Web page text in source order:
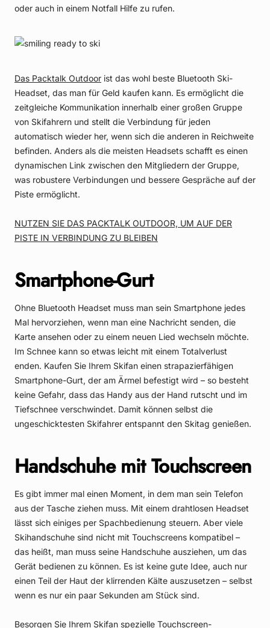
oder auch in einem Notfall Hilfe zu rufen.
Das Packtalk Outdoor ist das wohl beste Bluetooth Ski-
Headset, das man für Geld kaufen kann. Es ermöglicht die
zeitgleiche Kommunikation innerhalb einer großen Gruppe
von Skifahrern und stellt die Verbindung für jeden
automatisch wieder her, wenn sich die anderen in Reichweite
befinden. Anders als die meisten Headsets schafft es einen
dynamischen Link zwischen den Mitgliedern der Gruppe,
was robustere Verbindungen und bessere Gespräche auf der
Piste ermöglicht.
NUTZEN SIE DAS PACKTALK OUTDOOR, UM AUF DER
PISTE IN VERBINDUNG ZU BLEIBEN
Smartphone-Gurt
Ohne Bluetooth Headset muss man sein Smartphone jedes
Mal hervorziehen, wenn man eine Nachricht senden, die
Karte ansehen oder zu einem neuen Lied wechseln möchte.
Im Schnee kann so etwas leicht mit einem Totalverlust
enden. Kaufen Sie Ihrem Skifan einen strapazierfähigen
Smartphone-Gurt, der am Ärmel befestigt wird – so besteht
keine Gefahr, dass das Handy aus der Hand rutscht und im
Tiefschnee verschwindet. Damit können selbst die
ungeschicktesten Skifahrer entspannt den Skitag genießen.
Handschuhe mit Touchscreen
Es gibt immer mal einen Moment, in dem man sein Telefon
aus der Tasche ziehen muss. Mit einem drahtlosen Headset
lässt sich einiges per Spachbedienung steuern. Aber viele
Skihandschuhe sind nicht mit Touchscreens kompatibel –
das heißt, man muss seine Handschuhe ausziehen, um das
Gerät bedienen zu können. Es ist keine gute Idee, auch nur
einen Teil der Haut der klirrenden Kälte auszusetzen – selbst
wenn es nur ein paar Sekunden am Stück sind.
Besorgen Sie Ihrem Skifan spezielle Touchscreen-